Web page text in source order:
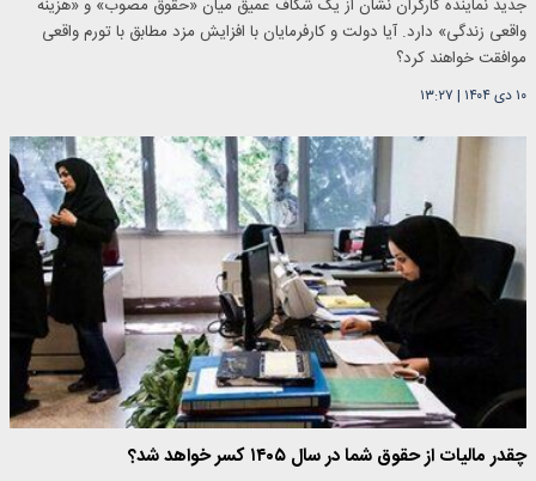
جدید نماینده کارگران نشان از یک شکاف عمیق میان «حقوق مصوب» و «هزینه
واقعی زندگی» دارد. آیا دولت و کارفرمایان با افزایش مزد مطابق با تورم واقعی
موافقت خواهند کرد؟
۱۰ دی ۱۴۰۴ | ۱۳:۲۷
چقدر مالیات از حقوق شما در سال ۱۴۰۵ کسر خواهد شد؟